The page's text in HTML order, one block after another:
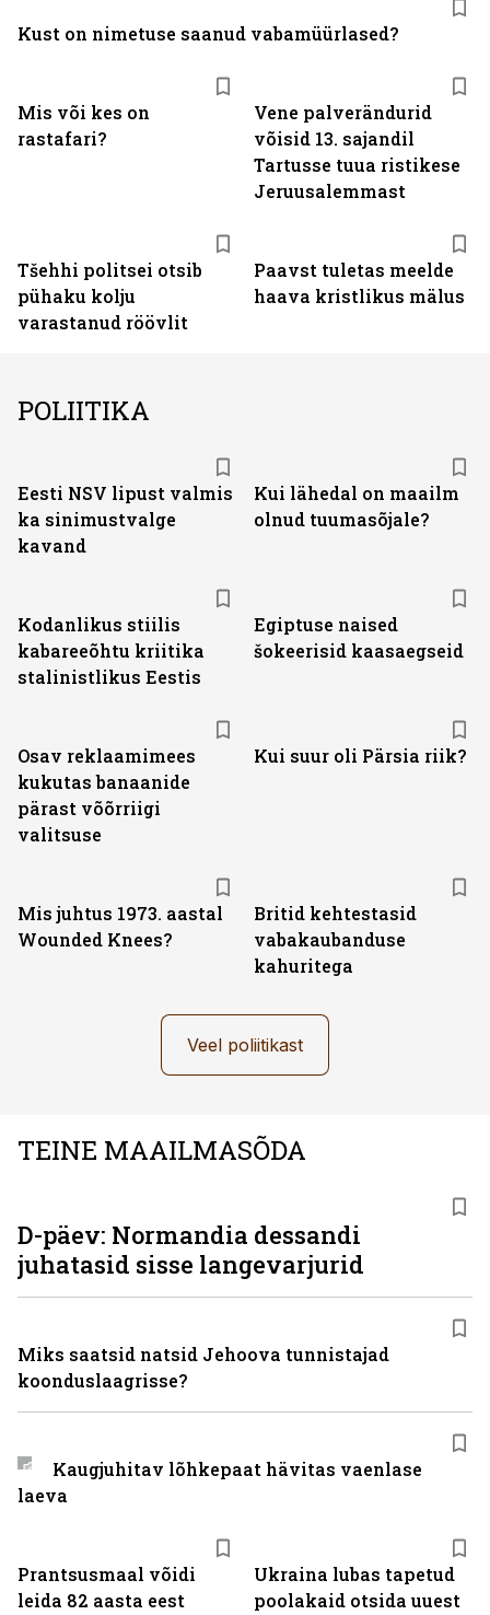
Mis või kes on
rastafari?
Vene palverändurid
võisid 13. sajandil
Tartusse tuua ristikese
Jeruusalemmast
Tšehhi politsei otsib
pühaku kolju
varastanud röövlit
Paavst tuletas meelde
haava kristlikus mälus
Kust on nimetuse saanud vabamüürlased?
POLIITIKA
Eesti NSV lipust valmis
ka sinimustvalge
kavand
Kui lähedal on maailm
olnud tuumasõjale?
Kodanlikus stiilis
kabareeõhtu kriitika
stalinistlikus Eestis
Egiptuse naised
šokeerisid kaasaegseid
Osav reklaamimees
kukutas banaanide
pärast võõrriigi
valitsuse
Kui suur oli Pärsia riik?
Mis juhtus 1973. aastal
Wounded Knees?
Britid kehtestasid
vabakaubanduse
kahuritega
Veel poliitikast
TEINE MAAILMASÕDA
Prantsusmaal võidi
leida 82 aasta eest
Ukraina lubas tapetud
poolakaid otsida uuest
D-päev: Normandia dessandi
juhatasid sisse langevarjurid
Miks saatsid natsid Jehoova tunnistajad
koonduslaagrisse?
Kaugjuhitav lõhkepaat hävitas vaenlase
laeva